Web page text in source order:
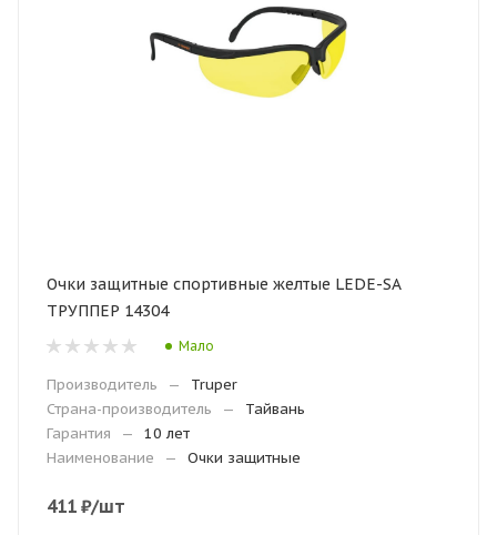
Очки защитные спортивные желтые LEDE-SA
ТРУППЕР 14304
Мало
Производитель —
Truper
Страна-производитель
—
Тайвань
Гарантия
—
10 лет
Наименование
— Очки защитные
411 ₽/шт